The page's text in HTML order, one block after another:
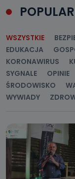
WSZYSTKIE
EDUKACJA
KORONAWIRUS
SYGNALE
OPINIE
ŚRODOWISKO
WYWIADY